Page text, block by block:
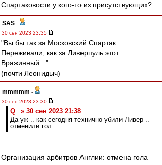
Спартаковости у кого-то из присутствующих?
SAS -
30 сен 2023 23:35
"Вы бы так за Московский Спартак
Переживали, как за Ливерпуль этот
Вражинный..."
(почти Леонидыч)
mmmmm -
30 сен 2023 23:30
Q_ » 30 сен 2023 21:38
Да уж .. как сегодня технично убили Ливер ..
отменили гол
Организация арбитров Англии: отмена гола